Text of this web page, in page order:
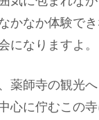
かなか体験で
になりますよ。
薬師寺の観光
心に佇むこの